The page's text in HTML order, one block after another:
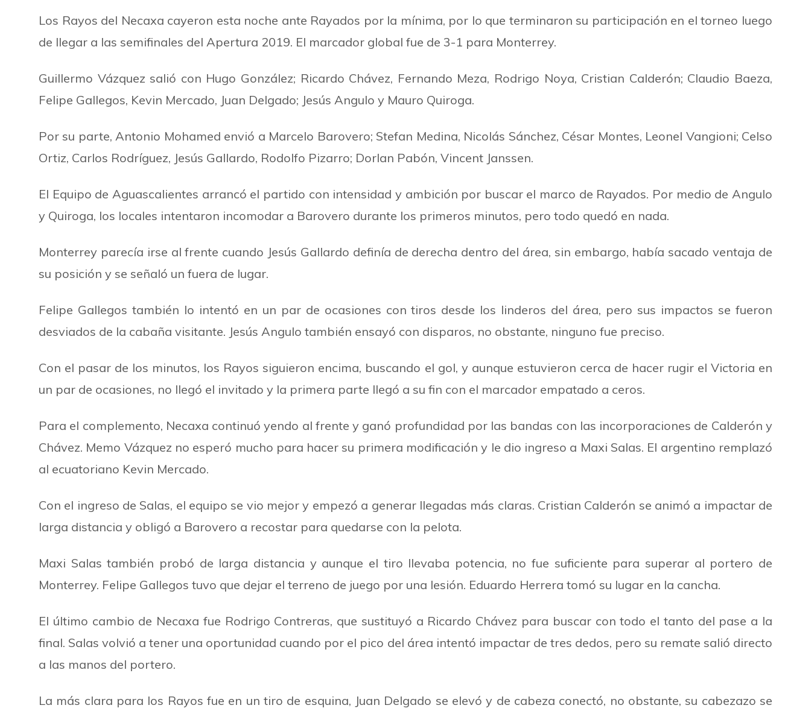
Los Rayos del Necaxa cayeron esta noche ante Rayados por la mínima, por lo que terminaron su participación en el torneo luego
de llegar a las semifinales del Apertura 2019. El marcador global fue de 3-1 para Monterrey.
Guillermo Vázquez salió con Hugo González; Ricardo Chávez, Fernando Meza, Rodrigo Noya, Cristian Calderón; Claudio Baeza,
Felipe Gallegos, Kevin Mercado, Juan Delgado; Jesús Angulo y Mauro Quiroga.
Por su parte, Antonio Mohamed envió a Marcelo Barovero; Stefan Medina, Nicolás Sánchez, César Montes, Leonel Vangioni; Celso
Ortiz, Carlos Rodríguez, Jesús Gallardo, Rodolfo Pizarro; Dorlan Pabón, Vincent Janssen.
El Equipo de Aguascalientes arrancó el partido con intensidad y ambición por buscar el marco de Rayados. Por medio de Angulo
y Quiroga, los locales intentaron incomodar a Barovero durante los primeros minutos, pero todo quedó en nada.
Monterrey parecía irse al frente cuando Jesús Gallardo definía de derecha dentro del área, sin embargo, había sacado ventaja de
su posición y se señaló un fuera de lugar.
Felipe Gallegos también lo intentó en un par de ocasiones con tiros desde los linderos del área, pero sus impactos se fueron
desviados de la cabaña visitante. Jesús Angulo también ensayó con disparos, no obstante, ninguno fue preciso.
Con el pasar de los minutos, los Rayos siguieron encima, buscando el gol, y aunque estuvieron cerca de hacer rugir el Victoria en
un par de ocasiones, no llegó el invitado y la primera parte llegó a su fin con el marcador empatado a ceros.
Para el complemento, Necaxa continuó yendo al frente y ganó profundidad por las bandas con las incorporaciones de Calderón y
Chávez. Memo Vázquez no esperó mucho para hacer su primera modificación y le dio ingreso a Maxi Salas. El argentino remplazó
al ecuatoriano Kevin Mercado.
Con el ingreso de Salas, el equipo se vio mejor y empezó a generar llegadas más claras. Cristian Calderón se animó a impactar de
larga distancia y obligó a Barovero a recostar para quedarse con la pelota.
Maxi Salas también probó de larga distancia y aunque el tiro llevaba potencia, no fue suficiente para superar al portero de
Monterrey. Felipe Gallegos tuvo que dejar el terreno de juego por una lesión. Eduardo Herrera tomó su lugar en la cancha.
El último cambio de Necaxa fue Rodrigo Contreras, que sustituyó a Ricardo Chávez para buscar con todo el tanto del pase a la
final. Salas volvió a tener una oportunidad cuando por el pico del área intentó impactar de tres dedos, pero su remate salió directo
a las manos del portero.
La más clara para los Rayos fue en un tiro de esquina, Juan Delgado se elevó y de cabeza conectó, no obstante, su cabezazo se